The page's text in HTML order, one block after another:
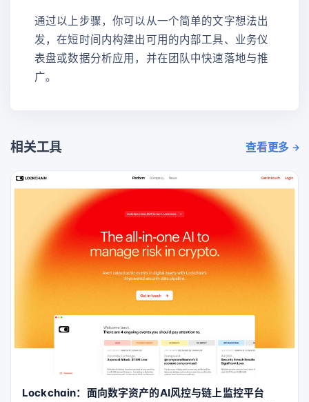
通过以上步骤，你可以从一个简单的文字想法出
发，在短时间内构建出可用的内部工具、业务仪
表盘或数据分析应用，并在团队中快速落地与推
广。
相关工具 查看更多
Lockchain：面向数字资产的AI风控与链上监控平台